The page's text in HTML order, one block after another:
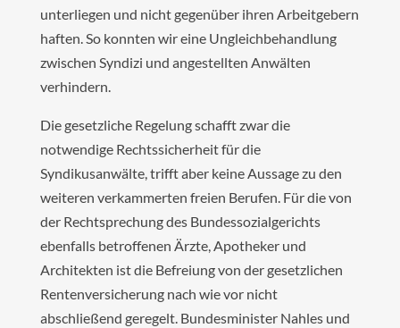
unterliegen und nicht gegenüber ihren Arbeitgebern
haften. So konnten wir eine Ungleichbehandlung
zwischen Syndizi und angestellten Anwälten
verhindern.
Die gesetzliche Regelung schafft zwar die
notwendige Rechtssicherheit für die
Syndikusanwälte, trifft aber keine Aussage zu den
weiteren verkammerten freien Berufen. Für die von
der Rechtsprechung des Bundessozialgerichts
ebenfalls betroffenen Ärzte, Apotheker und
Architekten ist die Befreiung von der gesetzlichen
Rentenversicherung nach wie vor nicht
abschließend geregelt. Bundesminister Nahles und